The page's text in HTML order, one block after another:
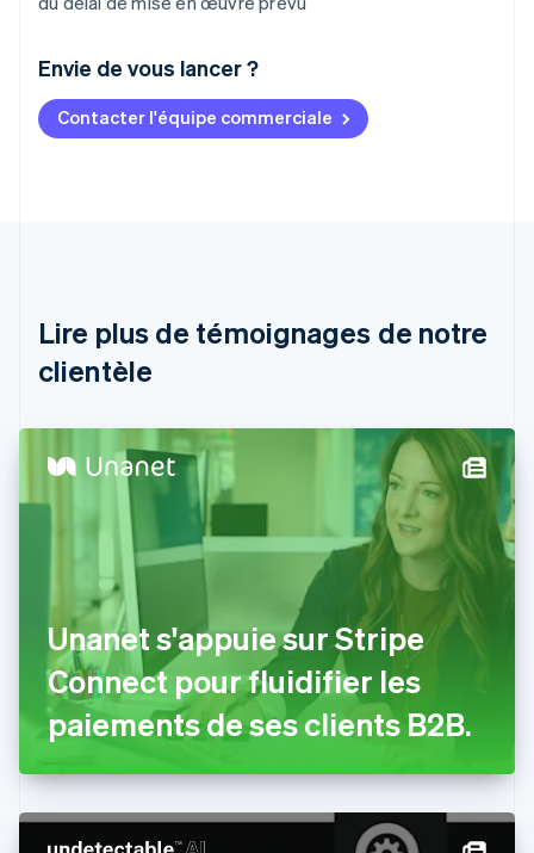
Envie de vous lancer ?
Contacter l'équipe commerciale
Lire plus de témoignages de notre
clientèle
Unanet s'appuie sur Stripe
Connect pour fluidifier les
paiements de ses clients B2B.
Allemagne
Brésil
PortuguêsEnglish
Bulgarie
Français
Chine continentale
简体中文
Chypre
English
English Italiano
Danemark
English
Émirats arabes unis
English
Espagne
EspañolEnglish
English
États-Unis